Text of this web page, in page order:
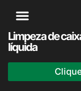
Limpeza de
líquida